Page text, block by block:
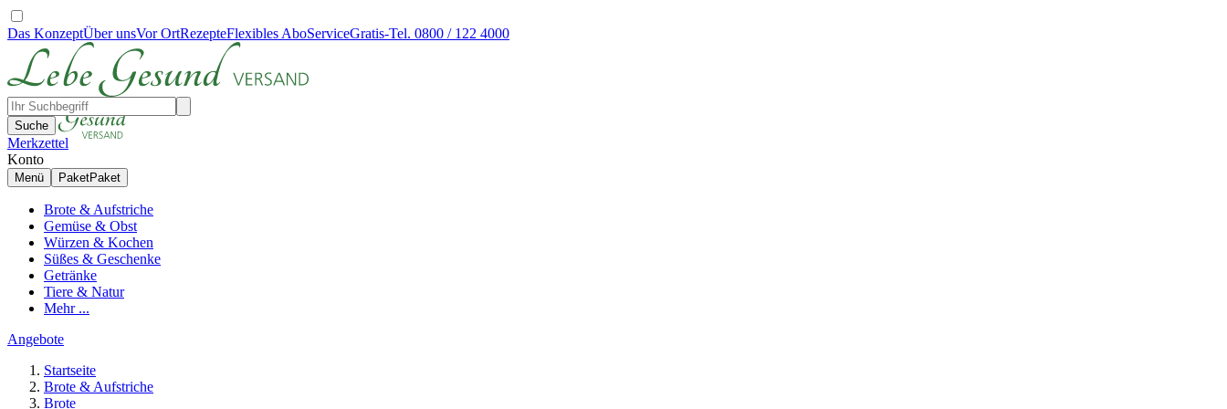
Das KonzeptÜber unsVor OrtRezepteFlexibles AboServiceGratis-Tel. 0800 / 122 4000
Suche
Merkzettel
Konto
Menü PaketPaket
Brote & Aufstriche
Gemüse & Obst
Würzen & Kochen
Süßes & Geschenke
Getränke
Tiere & Natur
Mehr ...
Angebote
Startseite
Brote & Aufstriche
Brote